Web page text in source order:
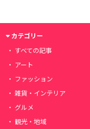
カテゴリー
すべての記事
アート
ファッション
雑貨・インテリア
グルメ
観光・地域